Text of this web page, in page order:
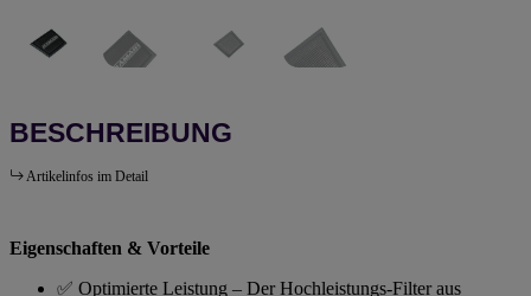
BESCHREIBUNG
Artikelinfos im Detail
Eigenschaften & Vorteile
✅ Optimierte Leistung – Der Hochleistungs-Filter aus